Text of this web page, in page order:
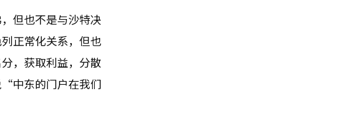
但也不是与沙特决
正常化关系，但也
，获取利益，分散
中东的门户在我们